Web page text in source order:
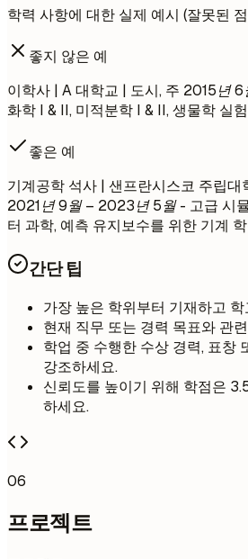
학력 사항에 대한 실제 예시 (잘못된
좋지 않은 예
이학사 | A 대학교 | 도시, 주 2015년 6
화학 I & II, 미적분학 I & II, 생물학 실
좋은 예
기계공학 석사 | 샌프란시스코 주립대
2021년 9월 – 2023년 5월- 고급 시
터 과학, 예측 유지보수를 위한 기계
간단 팁
가장 높은 학위부터 기재하고
현재 직무 또는 경력 목표와 관
학업 중 수행한 수상 경력, 표창
강조하세요.
신뢰도를 높이기 위해 학점은
하세요.
06
프로젝트